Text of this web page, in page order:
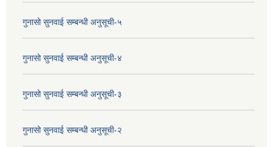
गुनासो सुनवाई सम्बन्धी अनुसूची-५
गुनासो सुनवाई सम्बन्धी अनुसूची-४
गुनासो सुनवाई सम्बन्धी अनुसूची-३
गुनासो सुनवाई सम्बन्धी अनुसूची-२